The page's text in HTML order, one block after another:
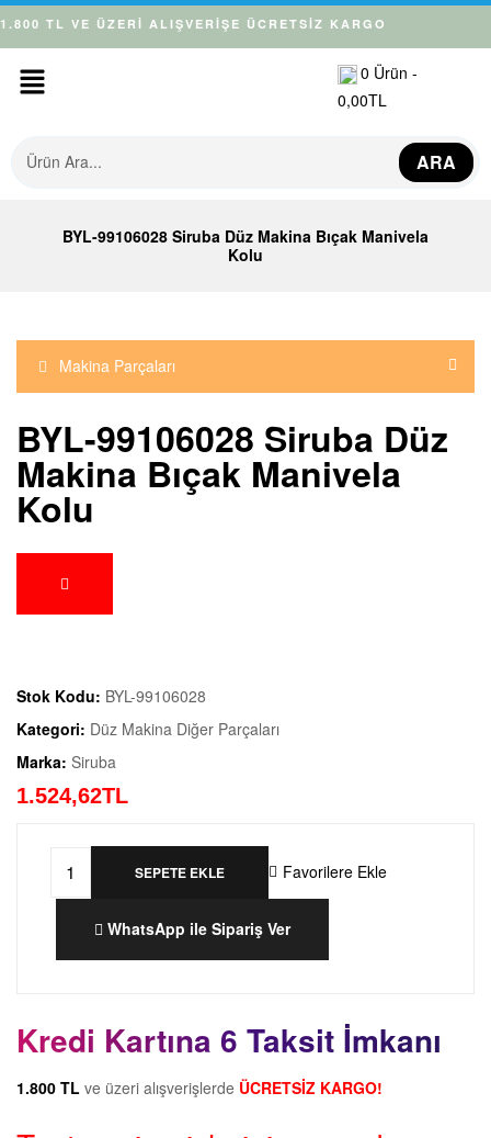
1.800 TL VE ÜZERİ ALIŞVERİŞE ÜCRETSİZ KARGO
0 Ürün -
0,00TL
ARA
BYL-99106028 Siruba Düz Makina Bıçak Manivela
Kolu
Makina Parçaları
BYL-99106028 Siruba Düz
Makina Bıçak Manivela
Kolu
Stok Kodu: BYL-99106028
Kategori: Düz Makina Diğer Parçaları
Marka: Siruba
1.524,62TL
SEPETE EKLE Favorilere Ekle
WhatsApp ile Sipariş Ver
Kredi Kartına 6 Taksit İmkanı
1.800 TL ve üzeri alışverişlerde ÜCRETSİZ KARGO!